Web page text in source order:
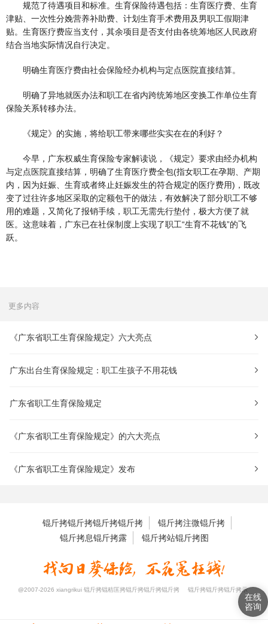
规范了待遇项目和标准。生育保险待遇包括：生育医疗费、生育
津贴、一次性分娩营养补助费、计划生育手术费用及男职工假期津
贴。生育医疗费应当支付，其余项目是否支付由各统筹地区人民政府
结合当地实际情况自行决定。
明确生育医疗费由社会保险经办机构与定点医院直接结算。
明确了异地就医办法和职工在省内跨统筹地区变换工作单位生育
保险关系转移办法。
《规定》的实施，将给职工带来哪些实实在在的利好？
今早，广东权威生育保险专家解读说，《规定》要求由经办机构
与定点医院直接结算，明确了生育医疗费全包(指女职工在孕期、产期
内，因为妊娠、生育或者终止妊娠发生的符合规定的医疗费用)，既改
变了过往许多地区采取的定额包干的做法，有效解决了部分职工不够
用的难题，又简化了报销手续，职工无需先行垫付，极大方便了就
医。这意味着，广东已在社保制度上实现了职工“生育不花钱”的飞
跃。
更多内容
《广东省职工生育保险规定》六大亮点
广东出台生育保险规定：职工生孩子不用花钱
广东省职工生育保险规定
《广东省职工生育保险规定》的六大亮点
《广东省职工生育保险规定》发布
锟斤拷锟斤拷锟斤拷锟斤拷
锟斤拷注微锟斤拷
锟斤拷息锟斤拷露
锟斤拷站锟斤拷图
@2007-2026 xiangrikui 锟斤拷锟秸匡拷锟斤拷锟斤拷锟斤拷 锟斤拷锟斤拷锟斤拷示